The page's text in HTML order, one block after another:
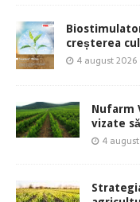
creșterea
4 august 2026
Nufarm
vizate
4